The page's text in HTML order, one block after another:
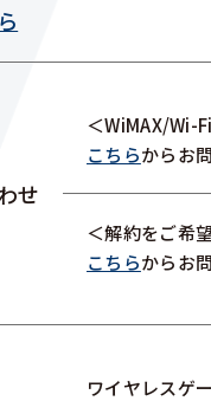
せ
＜WiMAX/Wi-
こちらからお
＜解約をご希
こちらからお
ワイヤレスゲ